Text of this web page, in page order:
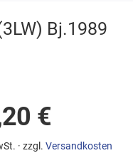
Bj.1989
€
· zzgl. Versandkosten